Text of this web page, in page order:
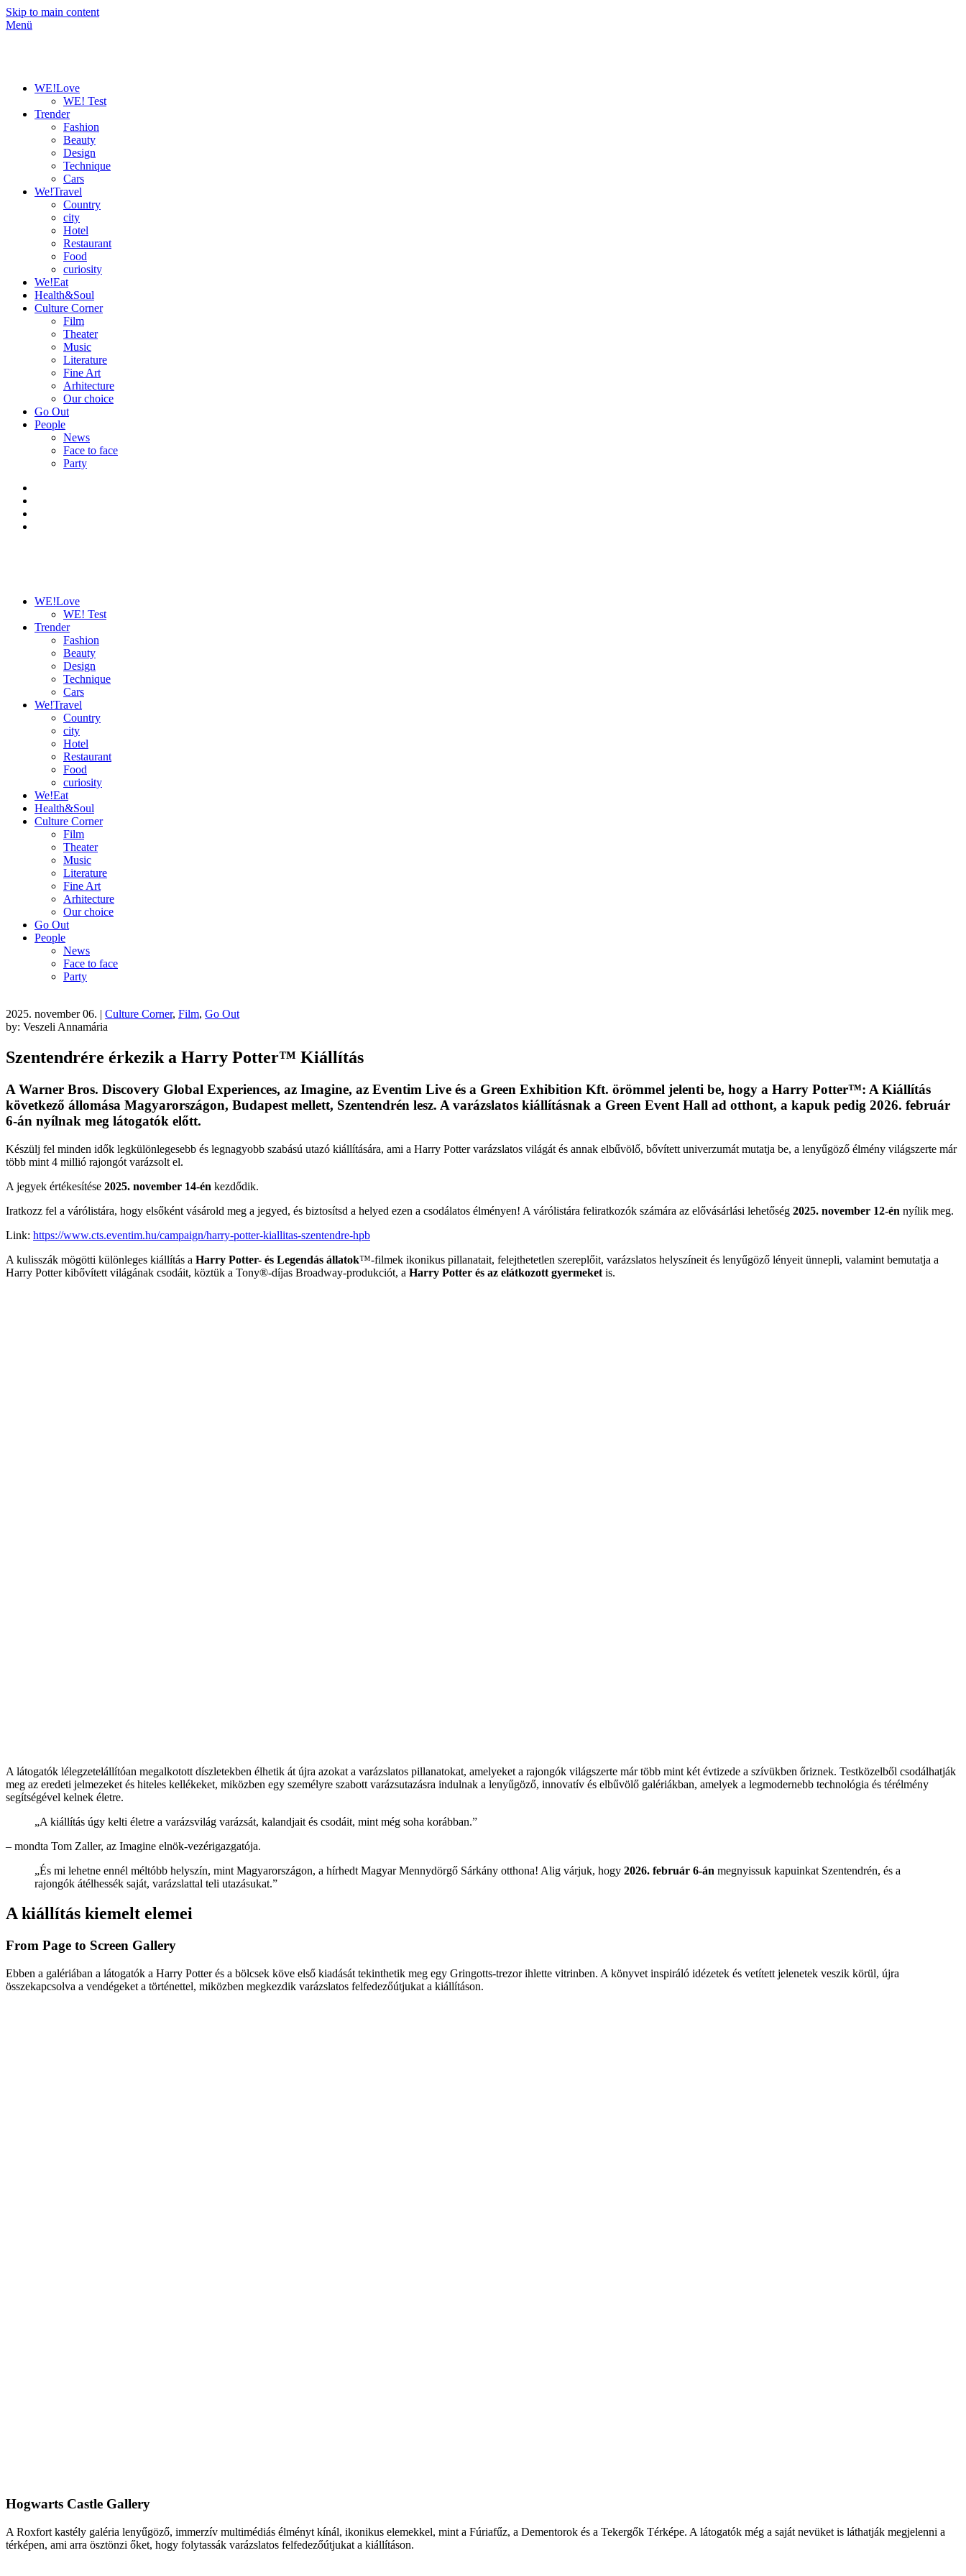
Skip to main content
Menü
WE!Love
WE! Test
Trender
Fashion
Beauty
Design
Technique
Cars
We!Travel
Country
city
Hotel
Restaurant
Food
curiosity
We!Eat
Health&Soul
Culture Corner
Film
Theater
Music
Literature
Fine Art
Arhitecture
Our choice
Go Out
People
News
Face to face
Party
WE!Love
WE! Test
Trender
Fashion
Beauty
Design
Technique
Cars
We!Travel
Country
city
Hotel
Restaurant
Food
curiosity
We!Eat
Health&Soul
Culture Corner
Film
Theater
Music
Literature
Fine Art
Arhitecture
Our choice
Go Out
People
News
Face to face
Party
2025. november 06. | Culture Corner, Film, Go Out
by: Veszeli Annamária
Szentendrére érkezik a Harry Potter™ Kiállítás
A Warner Bros. Discovery Global Experiences, az Imagine, az Eventim Live és a Green Exhibition Kft. örömmel jelenti be, hogy a Harry Potter™: A Kiállítás
következő állomása Magyarországon, Budapest mellett, Szentendrén lesz. A varázslatos kiállításnak a Green Event Hall ad otthont, a kapuk pedig 2026. február
6-án nyílnak meg látogatók előtt.
Készülj fel minden idők legkülönlegesebb és legnagyobb szabású utazó kiállítására, ami a Harry Potter varázslatos világát és annak elbűvölő, bővített univerzumát mutatja be, a lenyűgöző élmény világszerte már
több mint 4 millió rajongót varázsolt el.
A jegyek értékesítése 2025. november 14-én kezdődik.
Iratkozz fel a várólistára, hogy elsőként vásárold meg a jegyed, és biztosítsd a helyed ezen a csodálatos élményen! A várólistára feliratkozók számára az elővásárlási lehetőség 2025. november 12-én nyílik meg.
Link: https://www.cts.eventim.hu/campaign/harry-potter-kiallitas-szentendre-hpb
A kulisszák mögötti különleges kiállítás a Harry Potter- és Legendás állatok™-filmek ikonikus pillanatait, felejthetetlen szereplőit, varázslatos helyszíneit és lenyűgöző lényeit ünnepli, valamint bemutatja a
Harry Potter kibővített világának csodáit, köztük a Tony®-díjas Broadway-produkciót, a Harry Potter és az elátkozott gyermeket is.
A látogatók lélegzetelállítóan megalkotott díszletekben élhetik át újra azokat a varázslatos pillanatokat, amelyeket a rajongók világszerte már több mint két évtizede a szívükben őriznek. Testközelből csodálhatják
meg az eredeti jelmezeket és hiteles kellékeket, miközben egy személyre szabott varázsutazásra indulnak a lenyűgöző, innovatív és elbűvölő galériákban, amelyek a legmodernebb technológia és térélmény
segítségével kelnek életre.
„A kiállítás úgy kelti életre a varázsvilág varázsát, kalandjait és csodáit, mint még soha korábban.”
– mondta Tom Zaller, az Imagine elnök-vezérigazgatója.
„És mi lehetne ennél méltóbb helyszín, mint Magyarországon, a hírhedt Magyar Mennydörgő Sárkány otthona! Alig várjuk, hogy 2026. február 6-án megnyissuk kapuinkat Szentendrén, és a
rajongók átélhessék saját, varázslattal teli utazásukat.”
A kiállítás kiemelt elemei
From Page to Screen Gallery
Ebben a galériában a látogatók a Harry Potter és a bölcsek köve első kiadását tekinthetik meg egy Gringotts-trezor ihlette vitrinben. A könyvet inspiráló idézetek és vetített jelenetek veszik körül, újra
összekapcsolva a vendégeket a történettel, miközben megkezdik varázslatos felfedezőútjukat a kiállításon.
Hogwarts Castle Gallery
A Roxfort kastély galéria lenyűgöző, immerzív multimédiás élményt kínál, ikonikus elemekkel, mint a Fúriafűz, a Dementorok és a Tekergők Térképe. A látogatók még a saját nevüket is láthatják megjelenni a
térképen, ami arra ösztönzi őket, hogy folytassák varázslatos felfedezőútjukat a kiállításon.